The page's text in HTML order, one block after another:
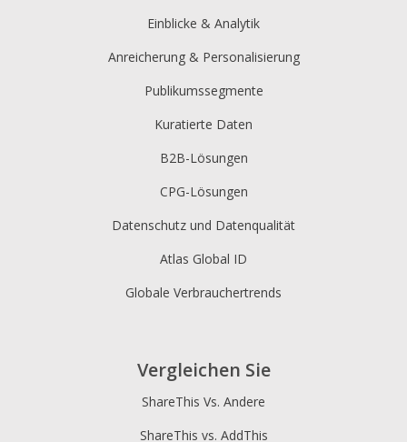
Einblicke & Analytik
Anreicherung & Personalisierung
Publikumssegmente
Kuratierte Daten
B2B-Lösungen
CPG-Lösungen
Datenschutz und Datenqualität
Atlas Global ID
Globale Verbrauchertrends
Vergleichen Sie
ShareThis Vs. Andere
ShareThis vs. AddThis